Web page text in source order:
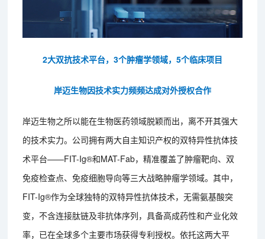
2大双抗技术平台，3个肿瘤学领域，5个临床项目
岸迈生物因技术实力频频达成对外授权合作
岸迈生物之所以能在生物医药领域脱颖而出，离不开其强大
的技术实力。公司拥有两大自主知识产权的双特异性抗体技
术平台——FIT-Ig®和MAT-Fab，精准覆盖了肿瘤靶向、双
免疫检查点、免疫细胞导向等三大战略肿瘤学领域。其中，
FIT-Ig®作为全球独特的双特异性抗体技术，无需氨基酸突
变，不含连接肽链及非抗体序列，具备高成药性和产业化效
率，已在全球多个主要市场获得专利授权。依托这两大平